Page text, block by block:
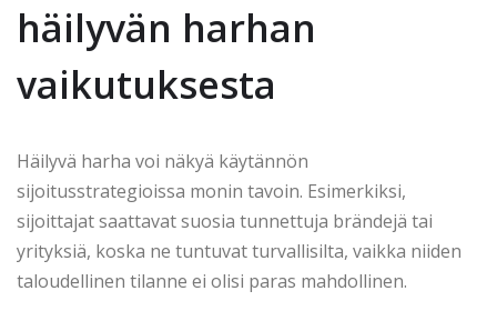
häilyvän harhan
vaikutuksesta
Häilyvä harha voi näkyä käytännön
sijoitusstrategioissa monin tavoin. Esimerkiksi,
sijoittajat saattavat suosia tunnettuja brändejä tai
yrityksiä, koska ne tuntuvat turvallisilta, vaikka niiden
taloudellinen tilanne ei olisi paras mahdollinen.